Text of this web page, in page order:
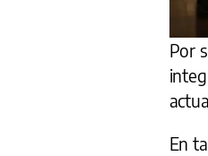
Por
En